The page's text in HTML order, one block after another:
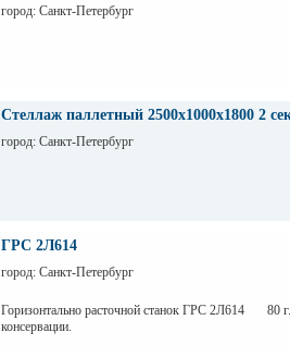
город: Санкт-Петербург
Стеллаж паллетный 2500х1000х1800 2
город: Санкт-Петербург
ГРС 2Л614
город: Санкт-Петербург
Горизонтально расточной станок ГРС 2Л614 80
консервации.